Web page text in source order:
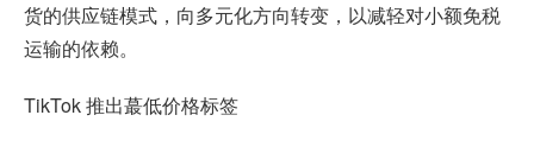
货的供应链模式，向多元化方向转变，以减轻对小额免税
运输的依赖。
TikTok 推出蕞低价格标签